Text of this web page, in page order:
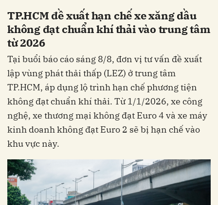
TP.HCM đề xuất hạn chế xe xăng dầu
không đạt chuẩn khí thải vào trung tâm
từ 2026
Tại buổi báo cáo sáng 8/8, đơn vị tư vấn đề xuất
lập vùng phát thải thấp (LEZ) ở trung tâm
TP.HCM, áp dụng lộ trình hạn chế phương tiện
không đạt chuẩn khí thải. Từ 1/1/2026, xe công
nghệ, xe thương mại không đạt Euro 4 và xe máy
kinh doanh không đạt Euro 2 sẽ bị hạn chế vào
khu vực này.